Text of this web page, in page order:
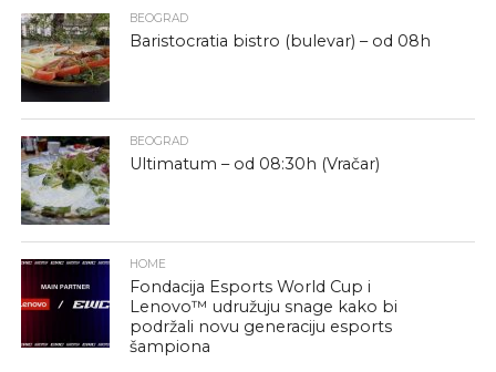
BEOGRAD
Baristocratia bistro (bulevar) – od 08h
BEOGRAD
Ultimatum – od 08:30h (Vračar)
HOME
Fondacija Esports World Cup i
Lenovo™ udružuju snage kako bi
podržali novu generaciju esports
šampiona